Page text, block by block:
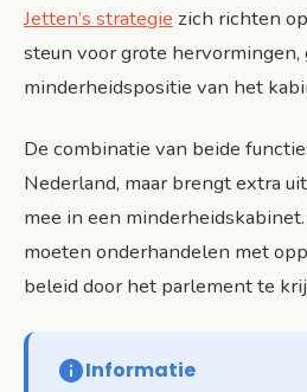
Jetten’s strategie zich richten
steun voor grote hervormingen,
minderheidspositie van het
De combinatie van beide
Nederland, maar brengt extra
mee in een
moeten onderhandelen met
beleid door het parlement te
Informatie